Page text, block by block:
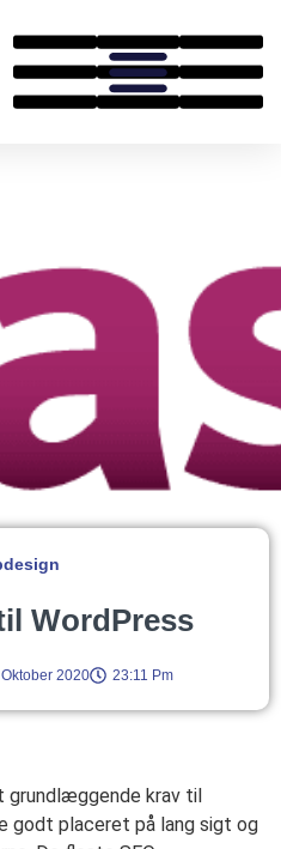
WordPress
2020 23:11 Pm
grundlæggende krav til
godt placeret på lang sigt og